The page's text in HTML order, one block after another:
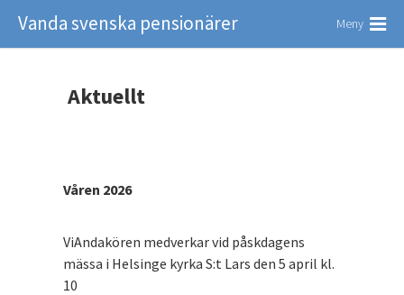
Vanda svenska pensionärer Meny
Aktuellt
Våren 2026
ViAndakören medverkar vid påskdagens
mässa i Helsinge kyrka S:t Lars den 5 april kl.
10